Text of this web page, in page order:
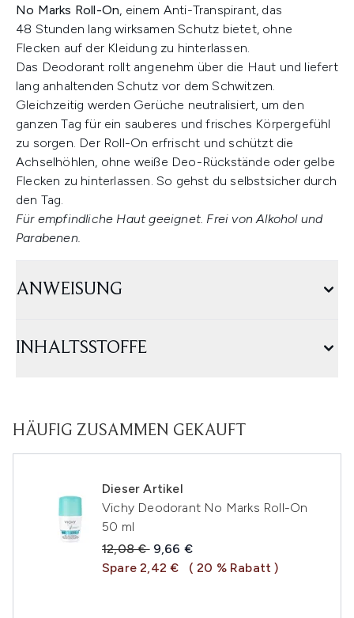
No Marks Roll-On, einem Anti-Transpirant, das
48 Stunden lang wirksamen Schutz bietet, ohne
Flecken auf der Kleidung zu hinterlassen.
Das Deodorant rollt angenehm über die Haut und liefert
lang anhaltenden Schutz vor dem Schwitzen.
Gleichzeitig werden Gerüche neutralisiert, um den
ganzen Tag für ein sauberes und frisches Körpergefühl
zu sorgen. Der Roll-On erfrischt und schützt die
Achselhöhlen, ohne weiße Deo-Rückstände oder gelbe
Flecken zu hinterlassen. So gehst du selbstsicher durch
den Tag.
Für empfindliche Haut geeignet. Frei von Alkohol und
Parabenen.
ANWEISUNG
INHALTSSTOFFE
HÄUFIG ZUSAMMEN GEKAUFT
Dieser Artikel
Vichy Deodorant No Marks Roll-On
50 ml
Unverbindliche Preisempfehlung:
12,08 € Aktueller Preis:
9,66 €
Spare 2,42 €
( 20 % Rabatt )